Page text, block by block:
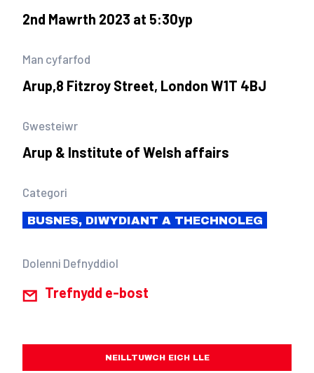
2nd Mawrth 2023 at 5:30yp
Man cyfarfod
Arup,8 Fitzroy Street, London W1T 4BJ
Gwesteiwr
Arup & Institute of Welsh affairs
Categori
BUSNES, DIWYDIANT A THECHNOLEG
Dolenni Defnyddiol
Trefnydd e-bost
NEILLTUWCH EICH LLE